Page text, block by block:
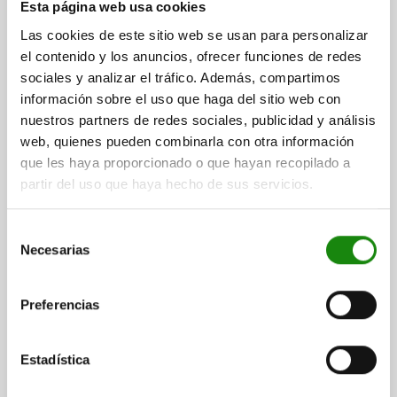
Esta página web usa cookies
Las cookies de este sitio web se usan para personalizar
el contenido y los anuncios, ofrecer funciones de redes
sociales y analizar el tráfico. Además, compartimos
información sobre el uso que haga del sitio web con
nuestros partners de redes sociales, publicidad y análisis
web, quienes pueden combinarla con otra información
que les haya proporcionado o que hayan recopilado a
partir del uso que haya hecho de sus servicios.
Necesarias
Preferencias
Estadística
Referencia: 81400-22-113024
$1,403.26
más IVA.
más gastos de envío
DETALLES
81400-22
ELEMENTO LUMINOSO CLÁSICO, 24 V DC,
COLOR DEL CUERPO DE BASE=BLANCO